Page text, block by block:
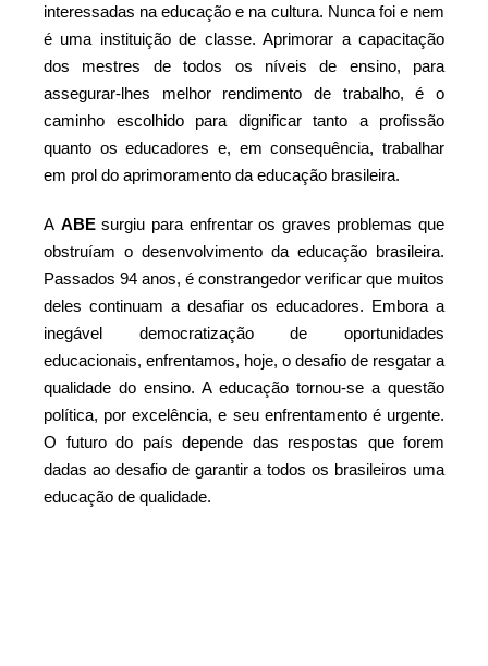
interessadas na educação e na cultura. Nunca foi e nem
é uma instituição de classe. Aprimorar a capacitação
dos mestres de todos os níveis de ensino, para
assegurar-lhes melhor rendimento de trabalho, é o
caminho escolhido para dignificar tanto a profissão
quanto os educadores e, em consequência, trabalhar
em prol do aprimoramento da educação brasileira.
A ABEsurgiu para enfrentar os graves problemas que
obstruíam o desenvolvimento da educação brasileira.
Passados 94 anos, é constrangedor verificar que muitos
deles continuam a desafiar os educadores. Embora a
inegável democratização de oportunidades
educacionais, enfrentamos, hoje, o desafio de resgatar a
qualidade do ensino. A educação tornou-se a questão
política, por excelência, e seu enfrentamento é urgente.
O futuro do país depende das respostas que forem
dadas ao desafio de garantir a todos os brasileiros uma
educação de qualidade.